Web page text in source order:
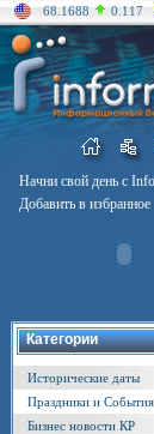
68.1688 0.117
Начни свой день с
Добавить в избранное
Категории
Исторические даты
Праздники и События
Бизнес новости КР